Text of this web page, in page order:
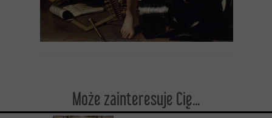
Może zainteresuje Cię...